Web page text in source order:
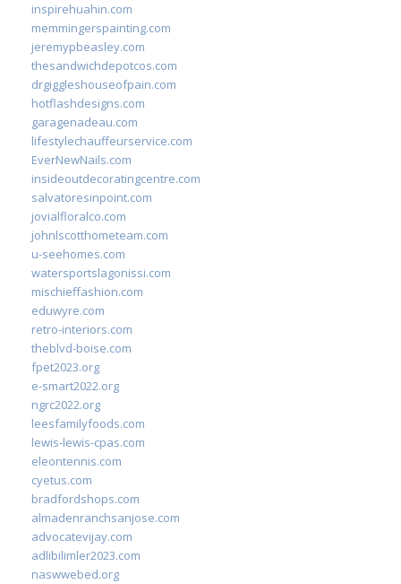
inspirehuahin.com
memmingerspainting.com
jeremypbeasley.com
thesandwichdepotcos.com
drgiggleshouseofpain.com
hotflashdesigns.com
garagenadeau.com
lifestylechauffeurservice.com
EverNewNails.com
insideoutdecoratingcentre.com
salvatoresinpoint.com
jovialfloralco.com
johnlscotthometeam.com
u-seehomes.com
watersportslagonissi.com
mischieffashion.com
eduwyre.com
retro-interiors.com
theblvd-boise.com
fpet2023.org
e-smart2022.org
ngrc2022.org
leesfamilyfoods.com
lewis-lewis-cpas.com
eleontennis.com
cyetus.com
bradfordshops.com
almadenranchsanjose.com
advocatevijay.com
adlibilimler2023.com
naswwebed.org